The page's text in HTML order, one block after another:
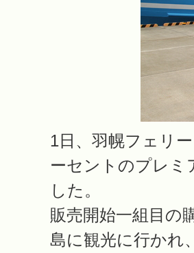
1日、羽幌フェリ
ーセントのプレミ
した。
販売開始一組目の
島に観光に行かれ